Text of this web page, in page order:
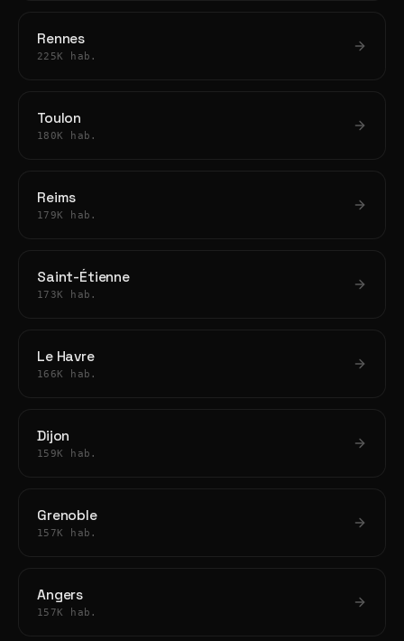
Rennes
225K hab.
Toulon
180K hab.
Reims
179K hab.
Saint-Étienne
173K hab.
Le Havre
166K hab.
Dijon
159K hab.
Grenoble
157K hab.
Angers
157K hab.